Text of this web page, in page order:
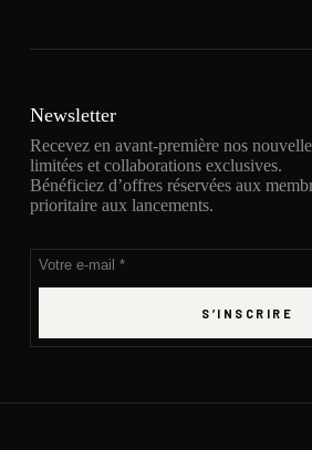
Newsletter
Recevez en avant-première nos
limitées et collaborations exclusives.
Bénéficiez d’offres réservées aux
prioritaire aux lancements.
S’INSCRIRE